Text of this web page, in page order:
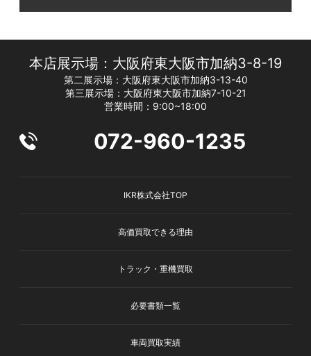
本店展示場：大阪府東大阪市加納3-8-19
第二展示場：大阪府東大阪市加納3-13-40
第三展示場：大阪府東大阪市加納7-10-21
営業時間：9:00~18:00
072-960-1235
IKR株式会社TOP
高価買取できる理由
トラック・重機買取
必要書類一覧
車両買取実績